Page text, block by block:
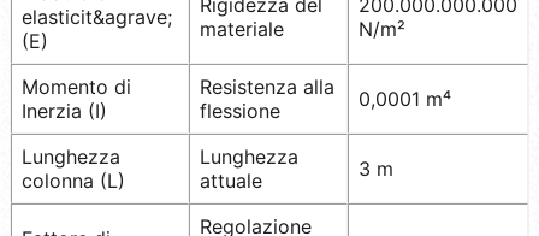
elasticit&agrave;
(E)
Rigidezza del
materiale
200.000.000.000
N/m²
Momento di
Inerzia (I)
Resistenza alla
flessione
0,0001 m⁴
Lunghezza
colonna (L)
Lunghezza
attuale
3 m
Regolazione